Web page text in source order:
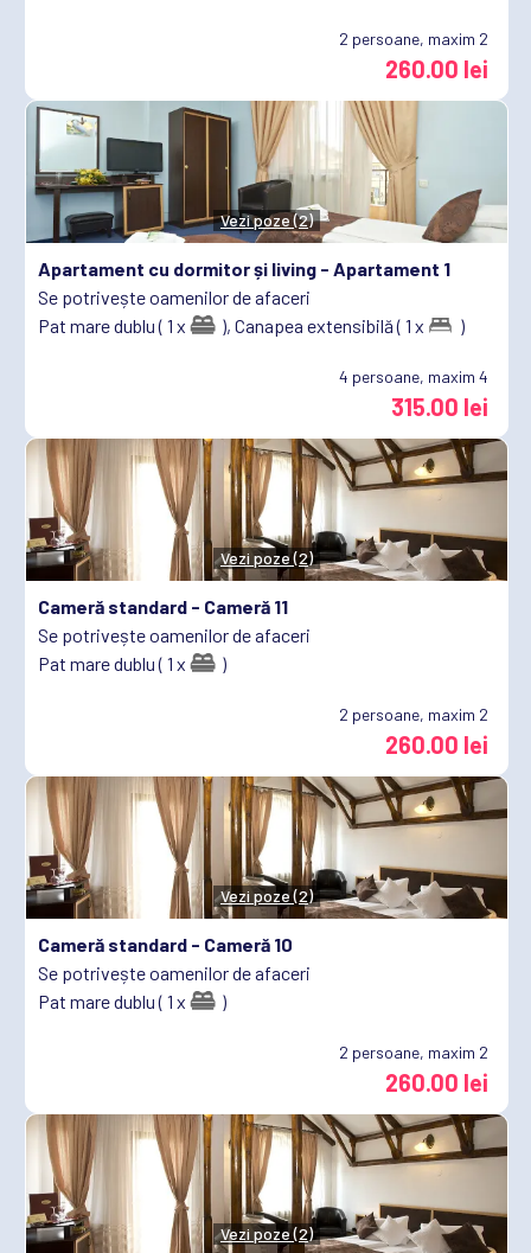
2 persoane, maxim 2
260.00 lei
Vezi poze (2)
Apartament cu dormitor și living - Apartament 1
Se potrivește oamenilor de afaceri
Pat mare dublu ( 1 x
), Canapea extensibilă ( 1 x )
4 persoane, maxim 4
315.00 lei
Vezi poze (2)
Cameră standard - Cameră 11
Se potrivește oamenilor de afaceri
Pat mare dublu ( 1 x
)
2 persoane, maxim 2
260.00 lei
Vezi poze (2)
Cameră standard - Cameră 10
Se potrivește oamenilor de afaceri
Pat mare dublu ( 1 x
)
2 persoane, maxim 2
260.00 lei
Vezi poze (2)